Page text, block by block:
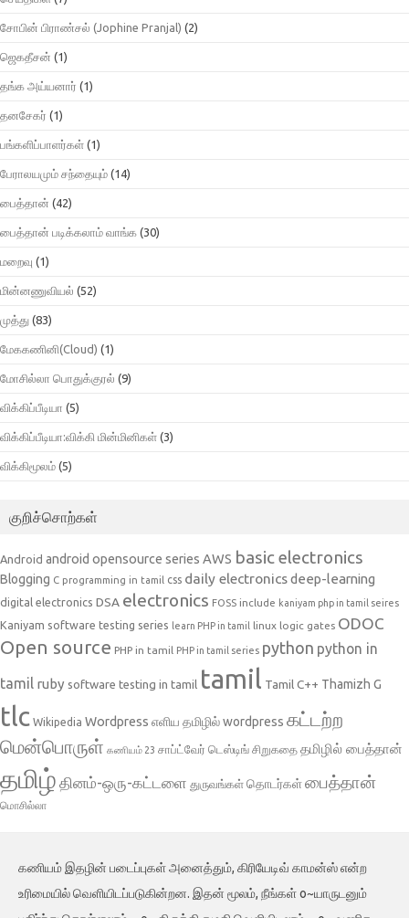
சோபின் பிராண்சல் (Jophine Pranjal) (2)
ஜெகதீசன் (1)
தங்க அய்யனார் (1)
தனசேகர் (1)
பங்களிப்பாளர்கள் (1)
பேராலயமும் சந்தையும் (14)
பைத்தான் (42)
பைத்தான் படிக்கலாம் வாங்க (30)
மறைவு (1)
மின்னணுவியல் (52)
முத்து (83)
மேககணினி(Cloud) (1)
மோசில்லா பொதுக்குரல் (9)
விக்கிப்பீடியா (5)
விக்கிப்பீடியா:விக்கி மின்மினிகள் (3)
விக்கிமூலம் (5)
குறிச்சொற்கள்
Android android opensource series AWS basic electronics
Blogging C programming in tamil css daily electronicsdeep-learning
digital electronics DSA electronics FOSS include kaniyam php in tamil seires
Kaniyam software testing series learn PHP in tamil linux logic gates ODOC
Open source PHP in tamil PHP in tamil series python python in
tamil ruby software testing in tamil tamil Tamil C++ Thamizh G
tlc Wikipedia Wordpress எளிய தமிழில் wordpress கட்டற்ற
மென்பொருள் கணியம் 23 சாப்ட்வேர் டெஸ்டிங் சிறுகதை தமிழில் பைத்தான்
தமிழ் தினம்-ஒரு-கட்டளை துருவங்கள் தொடர்கள்பைத்தான்
மொசில்லா
கணியம் இதழின் படைப்புகள் அனைத்தும், கிரியேடிவ் காமன்ஸ் என்ற
உரிமையில் வெளியிடப்படுகின்றன. இதன் மூலம், நீங்கள் o~யாருடனும்